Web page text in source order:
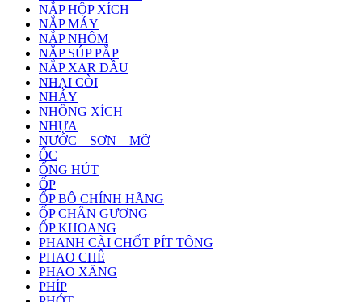
NẮP HỘP XÍCH
NẮP MÁY
NẮP NHÔM
NẮP SÚP PẮP
NẮP XAR DẦU
NHẠI CÒI
NHÁY
NHÔNG XÍCH
NHỰA
NƯỚC – SƠN – MỠ
ỐC
ỐNG HÚT
ỐP
ỐP BÔ CHÍNH HÃNG
ỐP CHÂN GƯƠNG
ỐP KHOANG
PHANH CÀI CHỐT PÍT TÔNG
PHAO CHẾ
PHAO XĂNG
PHÍP